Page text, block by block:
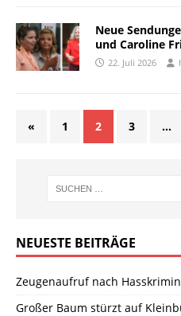
Neue
und Caroline
22. Juli 2026
« 1 2 3 …
NEUESTE BEITRÄGE
Zeugenaufruf nach
Großer Baum stürzt auf